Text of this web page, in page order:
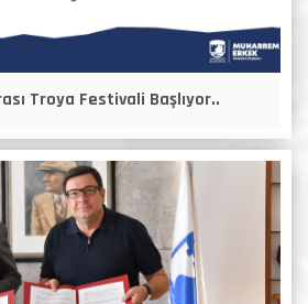
Troya Festivali Başlıyor..